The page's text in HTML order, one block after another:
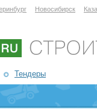
Новосибирск
Тендеры